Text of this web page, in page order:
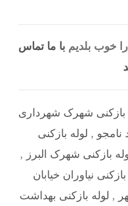
را خوب بلدیم با ما تماس
بازکنی شهرک شهرداری
نامجو , لوله بازکنی
بازکنی شهرک البرز ,
بازکنی نیاوران خیابان
, لوله بازکنی بهداشت